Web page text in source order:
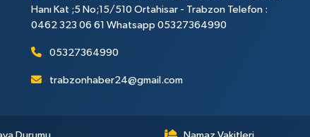
Hanı Kat ;5 No;15/510 Ortahisar - Trabzon Telefon :
0462 323 06 61 Whatsapp 05327364990
05327364990
trabzonhaber24@gmail.com